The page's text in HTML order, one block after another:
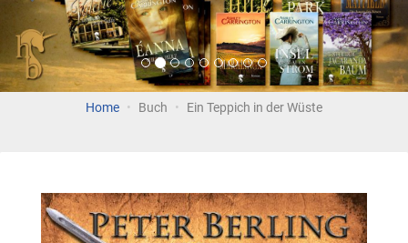
Home Buch Ein Teppich in der Wüste